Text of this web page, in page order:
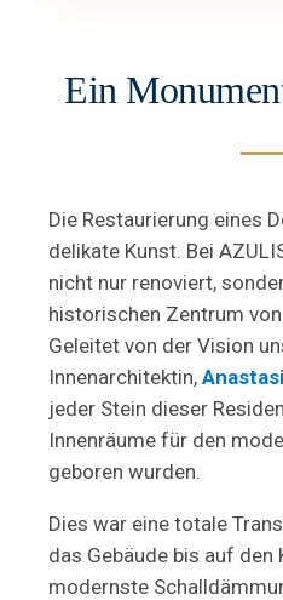
Ein
Die Restaurierung eines
delikate Kunst. Bei
nicht nur renoviert,
historischen Zentrum
Geleitet von der Vision
Innenarchitektin,
jeder Stein dieser
Innenräume für den
geboren wurden.
Dies war eine totale
das Gebäude bis auf den
modernste